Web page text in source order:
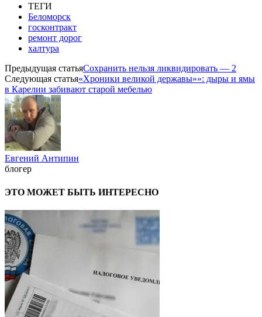
ТЕГИ
Беломорск
госконтракт
ремонт дорог
халтура
Предыдущая статьяСохранить нельзя ликвидировать — 2
Следующая статья«Хроники великой державы»»: дыры и ямы
в Карелии забивают старой мебелью
Евгений Антипин
блогер
ЭТО МОЖЕТ БЫТЬ ИНТЕРЕСНО